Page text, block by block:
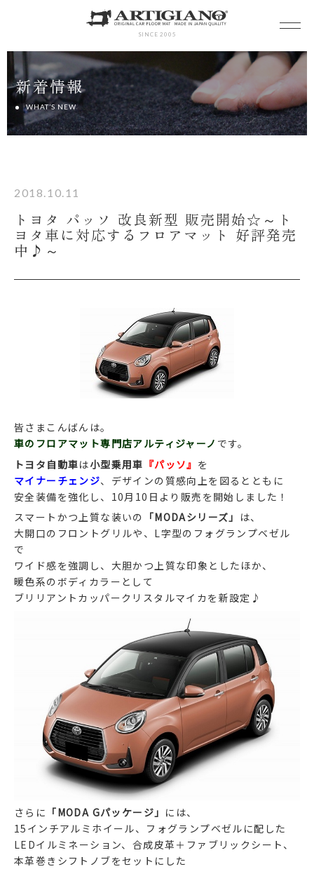
SINCE 2005
新着情報
WHAT’S NEW
2018.10.11
トヨタ パッソ 改良新型 販売開始☆～ト
ヨタ車に対応するフロアマット 好評発売
中♪～
皆さまこんばんは。
車のフロアマット専門店アルティジャーノ です。
トヨタ自動車は小型乗用車 『パッソ』 を
マイナーチェンジ、デザインの質感向上を図るとともに
安全装備を強化し、10月10日より販売を開始しました！
スマートかつ上質な装いの 「MODAシリーズ」 は、
大開口のフロントグリルや、L字型のフォグランプベゼル
で
ワイド感を強調し、大胆かつ上質な印象としたほか、
暖色系のボディカラーとして
ブリリアントカッパークリスタルマイカを新設定♪
さらに 「MODA Gパッケージ」 には、
15インチアルミホイール、フォグランプベゼルに配した
LEDイルミネーション、合成皮革＋ファブリックシート、
本革巻きシフトノブをセットにした